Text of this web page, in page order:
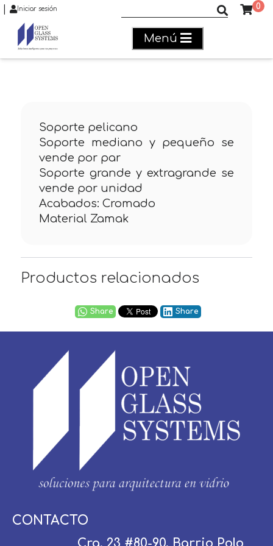
Iniciar sesión 0
Menú
Soporte pelicano
Soporte mediano y pequeño se
vende por par
Soporte grande y extragrande se
vende por unidad
Acabados: Cromado
Material Zamak
Productos relacionados
Share Share
CONTACTO
Cra. 23 #80-90, Barrio Polo